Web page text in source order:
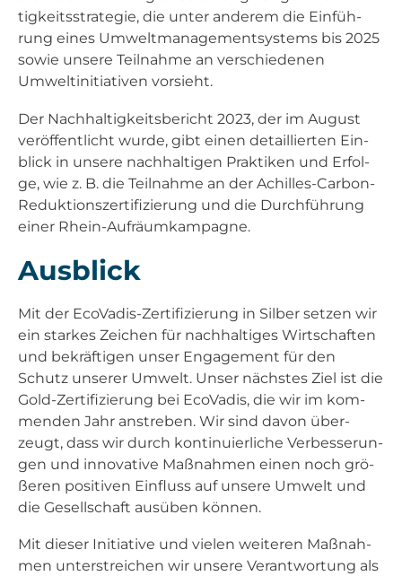
tig­keits­stra­te­gie, die unter ande­rem die Ein­füh­
rung eines Umwelt­ma­nage­ment­sys­tems bis 2025
sowie unse­re Teil­nah­me an ver­schie­de­nen
Umwelt­in­itia­ti­ven vor­sieht.
Der Nach­hal­tig­keits­be­richt 2023, der im August
ver­öf­fent­licht wur­de, gibt einen detail­lier­ten Ein­
blick in unse­re nach­hal­ti­gen Prak­ti­ken und Erfol­
ge, wie z. B. die Teil­nah­me an der Achil­les-Car­bon-
Reduk­ti­ons­zer­ti­fi­zie­rung und die Durch­füh­rung
einer Rhein-Auf­räum­kam­pa­gne.
Aus­blick
Mit der Eco­Va­dis-Zer­ti­fi­zie­rung in Sil­ber set­zen wir
ein star­kes Zei­chen für nach­hal­ti­ges Wirt­schaf­ten
und bekräf­ti­gen unser Enga­ge­ment für den
Schutz unse­rer Umwelt. Unser nächs­tes Ziel ist die
Gold-Zer­ti­fi­zie­rung bei Eco­Va­dis, die wir im kom­
men­den Jahr anstre­ben. Wir sind davon über­
zeugt, dass wir durch kon­ti­nu­ier­li­che Ver­bes­se­run­
gen und inno­va­ti­ve Maß­nah­men einen noch grö­
ße­ren posi­ti­ven Ein­fluss auf unse­re Umwelt und
die Gesell­schaft aus­üben kön­nen.
Mit die­ser Initia­ti­ve und vie­len wei­te­ren Maß­nah­
men unter­strei­chen wir unse­re Ver­ant­wor­tung als